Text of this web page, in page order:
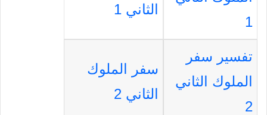
1
الثاني 1
تفسير سفر
الملوك الثاني
2
سفر الملوك
الثاني 2